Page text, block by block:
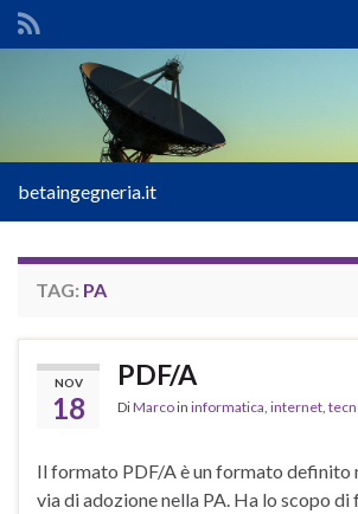
Search for:
betaingegneria.it
TAG: PA
NOV
18
PDF/A
DiMarcoin informatica internet
Il formato PDF/A è un formato definito
via di adozione nella PA. Ha lo scopo di